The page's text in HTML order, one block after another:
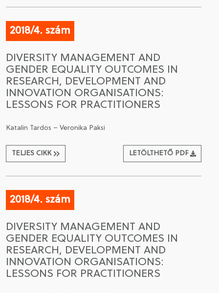
2018/4. szám
DIVERSITY MANAGEMENT AND
GENDER EQUALITY OUTCOMES IN
RESEARCH, DEVELOPMENT AND
INNOVATION ORGANISATIONS:
LESSONS FOR PRACTITIONERS
Katalin Tardos – Veronika Paksi
TELJES CIKK LETÖLTHETŐ PDF
2018/4. szám
DIVERSITY MANAGEMENT AND
GENDER EQUALITY OUTCOMES IN
RESEARCH, DEVELOPMENT AND
INNOVATION ORGANISATIONS:
LESSONS FOR PRACTITIONERS